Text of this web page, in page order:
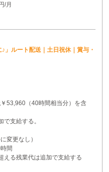
/月
♪」ルート配送｜土日祝休｜賞与・
53,960（40時間相当分）を含
支給する。
変更なし）
間
る残業代は追加で支給する